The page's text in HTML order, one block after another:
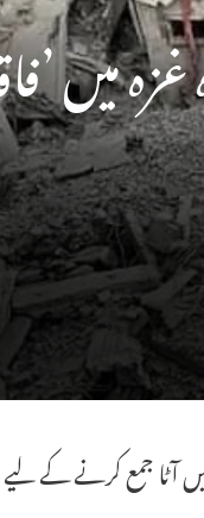
میں
کے جنوب مغرب میں آٹا